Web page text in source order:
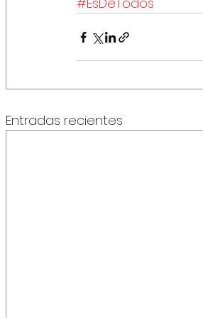
Entradas recientes